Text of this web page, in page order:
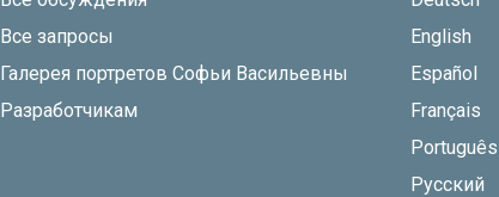
Все запросы
Галерея портретов Софьи Васильевны
Разработчикам
English
Español
Français
Português
Русский